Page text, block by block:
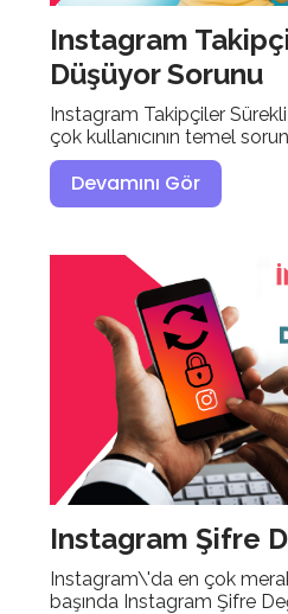
Instagram
Düşüyor Sorunu
Instagram Takipçiler
çok kullanıcının temel
Devamını Gör
Instagram Şifre
Instagram\'da en çok
başında Instagram Şifre